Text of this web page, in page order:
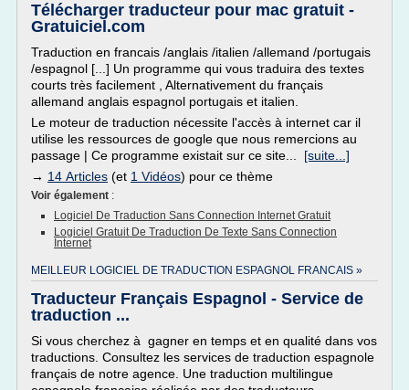
Télécharger traducteur pour mac gratuit -
Gratuiciel.com
Traduction en francais /anglais /italien /allemand /portugais
/espagnol [...] Un programme qui vous traduira des textes
courts très facilement , Alternativement du français
allemand anglais espagnol portugais et italien.
Le moteur de traduction nécessite l'accès à internet car il
utilise les ressources de google que nous remercions au
passage | Ce programme existait sur ce site... [suite...]
→ 14 Articles (et 1 Vidéos) pour ce thème
Voir également :
Logiciel De Traduction Sans Connection Internet Gratuit
Logiciel Gratuit De Traduction De Texte Sans Connection
Internet
MEILLEUR LOGICIEL DE TRADUCTION ESPAGNOL FRANCAIS »
Traducteur Français Espagnol - Service de
traduction ...
Si vous cherchez à gagner en temps et en qualité dans vos
traductions. Consultez les services de traduction espagnole
français de notre agence. Une traduction multilingue